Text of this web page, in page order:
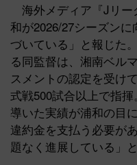
海外メディア『Jリー
和が2026/27シーズン
づいている」と報じた
る同監督は、湘南ベル
スメントの認定を受け
式戦500試合以上で指
導いた実績が浦和の目
違約金を支払う必要が
題なく進展している」と